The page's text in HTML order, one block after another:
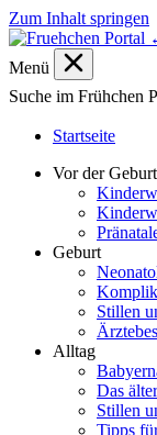
Zum Inhalt springen
Menü
Suche im Frühchen
Startseite
Vor der Geburt
Geburt
Stillen
Alltag
Das
Stillen
Tipps